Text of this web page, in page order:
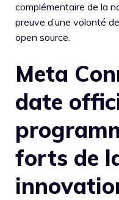
complémentaire de la
preuve d’une volonté
open source.
Meta
date
forts de